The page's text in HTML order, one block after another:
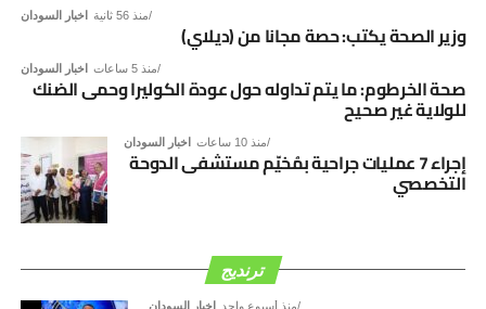
وكشف عن مساعي الجمعية الجادة لاستدامة مشروع زراعة
القوقعة وإدراجه كبرنامج ثابت ضمن مشاريعها الإنسانية
المستمرة.
اخبار السودان منذ 56 ثانية
وزير الصحة يكتب: حصة مجانا من (ديلاي)
اخبار السودان منذ 5 ساعات
صحة الخرطوم: ما يتم تداوله حول عودة الكوليرا وحمى الضنك
للولاية غير صحيح
اخبار السودان منذ 10 ساعات
إجراء 7 عمليات جراحية بمُخيّم مستشفى الدوحة
التخصصي
ترنديج
اخبار السودان منذ أسبوع واحد